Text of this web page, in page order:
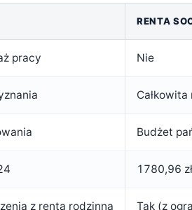
RENTA
pracy Nie
Budżet
1780,96
z rentą rodzinną Tak (z